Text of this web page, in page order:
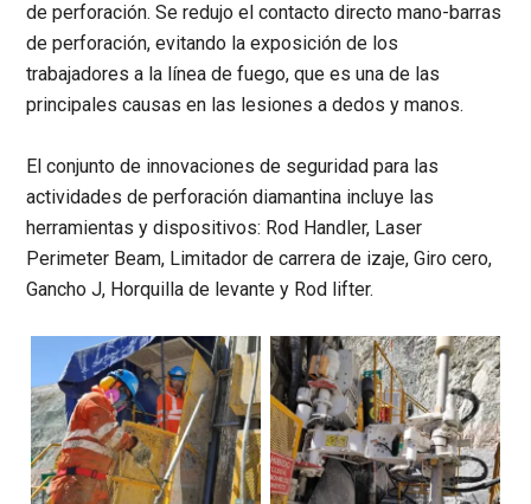
de perforación. Se redujo el contacto directo mano-barras
de perforación, evitando la exposición de los
trabajadores a la línea de fuego, que es una de las
principales causas en las lesiones a dedos y manos.
El conjunto de innovaciones de seguridad para las
actividades de perforación diamantina incluye las
herramientas y dispositivos: Rod Handler, Laser
Perimeter Beam, Limitador de carrera de izaje, Giro cero,
Gancho J, Horquilla de levante y Rod lifter.